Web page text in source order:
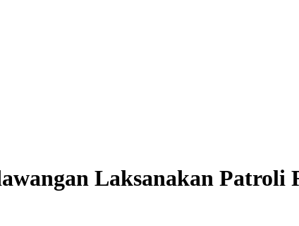
Laksanakan Patroli